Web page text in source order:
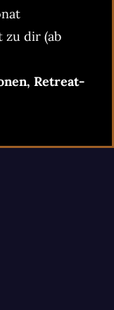
zu dir (ab
Retreat-